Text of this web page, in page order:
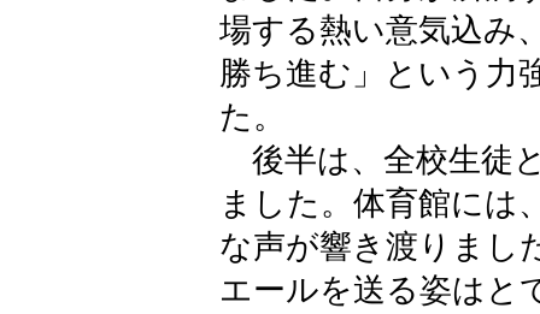
場する熱い意気込み
勝ち進む」という力
た。
後半は、全校生徒
ました。体育館には
な声が響き渡りまし
エールを送る姿はと